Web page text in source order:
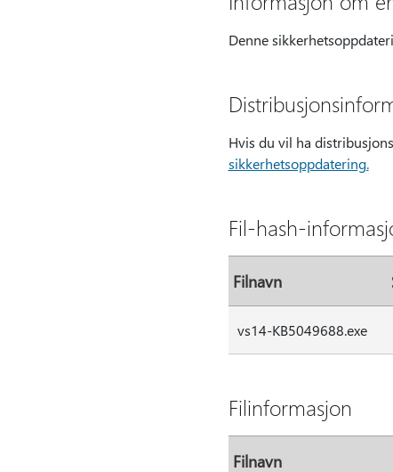
Denne
Hvis du vil ha
sikkerhetsoppdatering.
Fil-hash-
Filnavn
vs14-KB5049688.exe
Filinformasjon
Filnavn